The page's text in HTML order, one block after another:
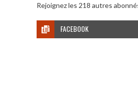
Rejoignez les 218 autres
FACEBOOK